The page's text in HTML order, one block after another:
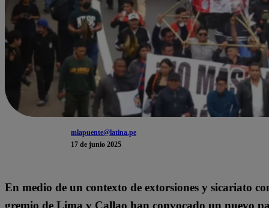
mlapuente@latina.pe
17 de junio 2025
En medio de un contexto de extorsiones y sicariato
gremio de Lima y Callao han convocado un nuevo